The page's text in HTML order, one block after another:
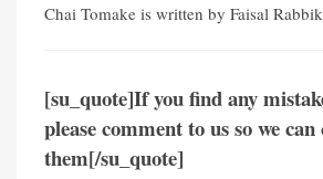
Chai Tomake is written by Faisal
[su_quote]If you find any
please comment to us so we
them[/su_quote]